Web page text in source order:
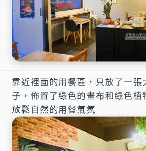
靠近裡面的用餐區，只放了一張
子，佈置了綠色的畫布和綠色植
放鬆自然的用餐氣氛